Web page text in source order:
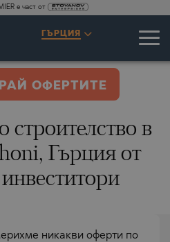
е част от
ГЪРЦИЯ
ОФЕРТИТЕ
строителство в
Гърция от
никакви оферти по